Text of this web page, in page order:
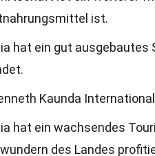
ist.
hat ein gut ausgebautes
Kaunda
hat ein wachsendes
des Landes